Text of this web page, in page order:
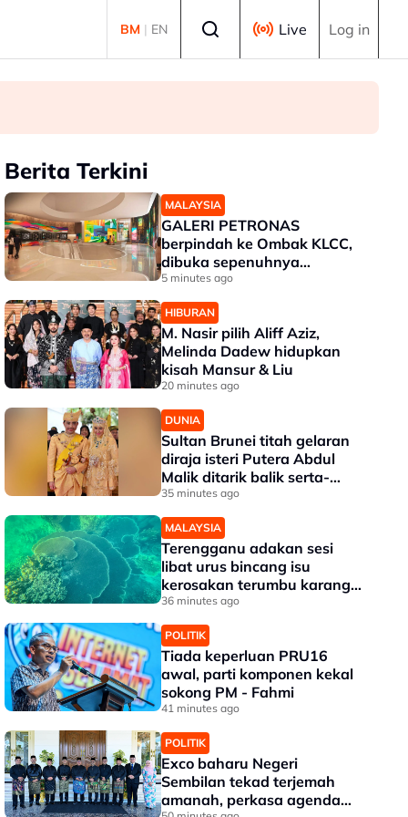
BM | EN Live Log in
Berita Terkini
MALAYSIA
GALERI PETRONAS
berpindah ke Ombak KLCC,
dibuka sepenuhnya
menjelang penghujung 2027
5 minutes ago
HIBURAN
M. Nasir pilih Aliff Aziz,
Melinda Dadew hidupkan
kisah Mansur & Liu
20 minutes ago
DUNIA
Sultan Brunei titah gelaran
diraja isteri Putera Abdul
Malik ditarik balik serta-
merta
35 minutes ago
MALAYSIA
Terengganu adakan sesi
libat urus bincang isu
kerosakan terumbu karang
di Pulau Redang
36 minutes ago
POLITIK
Tiada keperluan PRU16
awal, parti komponen kekal
sokong PM - Fahmi
41 minutes ago
POLITIK
Exco baharu Negeri
Sembilan tekad terjemah
amanah, perkasa agenda